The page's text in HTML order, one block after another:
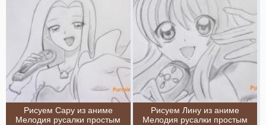
Рисуем Сару из аниме
Мелодия русалки простым
Рисуем Лину из аниме
Мелодия русалки простым